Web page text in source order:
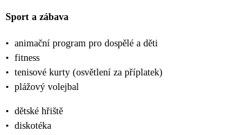
Sport a zábava
• animační program pro dospělé a děti
• fitness
• tenisové kurty (osvětlení za příplatek)
• plážový volejbal
• dětské hřiště
• diskotéka